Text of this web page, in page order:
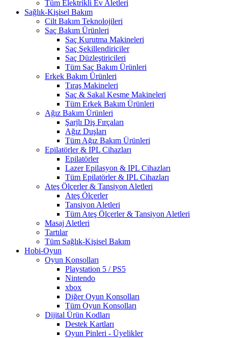
Tüm Elektrikli Ev Aletleri
Sağlık-Kişisel Bakım
Cilt Bakım Teknolojileri
Saç Bakım Ürünleri
Saç Kurutma Makineleri
Saç Şekillendiriciler
Saç Düzleştiricileri
Tüm Saç Bakım Ürünleri
Erkek Bakım Ürünleri
Tıraş Makineleri
Saç & Sakal Kesme Makineleri
Tüm Erkek Bakım Ürünleri
Ağız Bakım Ürünleri
Şarjlı Diş Fırçaları
Ağız Duşları
Tüm Ağız Bakım Ürünleri
Epilatörler & IPL Cihazları
Epilatörler
Lazer Epilasyon & IPL Cihazları
Tüm Epilatörler & IPL Cihazları
Ateş Ölçerler & Tansiyon Aletleri
Ateş Ölçerler
Tansiyon Aletleri
Tüm Ateş Ölçerler & Tansiyon Aletleri
Masaj Aletleri
Tartılar
Tüm Sağlık-Kişisel Bakım
Hobi-Oyun
Oyun Konsolları
Playstation 5 / PS5
Nintendo
xbox
Diğer Oyun Konsolları
Tüm Oyun Konsolları
Dijital Ürün Kodları
Destek Kartları
Oyun Pinleri - Üyelikler